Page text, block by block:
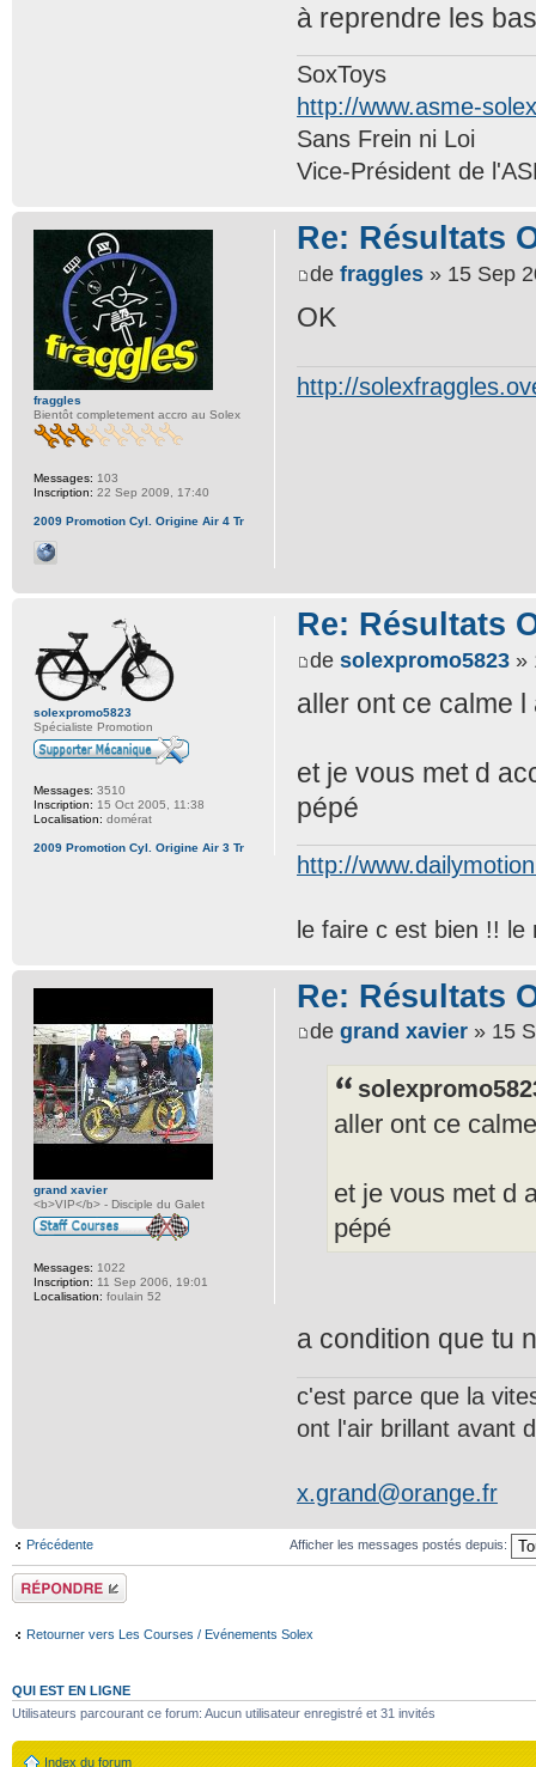
à reprendre les
SoxToys
http://www.asme-
Sans Frein ni Loi
Vice-Président de
Re: Résultats
de fraggles » 15 Sep
OK
http://
fraggles
Bientôt completement accro au Solex
Messages: 103
Inscription: 22 Sep 2009, 17:40
2009 Promotion Cyl. Origine Air 4 Tr
Re: Résultats
de solexpromo5823 »
aller ont ce calme
et je vous met d
pépé
http://
le faire c est bien !! le
solexpromo5823
Spécialiste Promotion
Messages: 3510
Inscription: 15 Oct 2005, 11:38
Localisation: domérat
2009 Promotion Cyl. Origine Air 3 Tr
Re: Résultats
de grand xavier » 15
aller ont ce
et je vous met d
pépé
a condition que tu
c'est parce que la
ont l'air brillant avant
x.grand@orange.fr
grand xavier
<b>VIP</b> - Disciple du Galet
Messages: 1022
Inscription: 11 Sep 2006, 19:01
Localisation: foulain 52
Précédente Afficher les messages postés depuis:
Répondre
Retourner vers Les Courses / Evénements Solex
QUI EST EN LIGNE
Utilisateurs parcourant ce forum: Aucun utilisateur enregistré et 31 invités
Index du forum